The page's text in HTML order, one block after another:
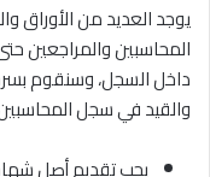
يوجد العديد من
المحاسبين والمراجعين
داخل السجل، وسنقوم
والقيد في سجل
يجب تقديم أصل